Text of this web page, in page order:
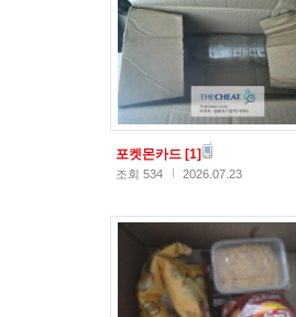
포켓몬카드 [1]
조회 534 2026.07.23